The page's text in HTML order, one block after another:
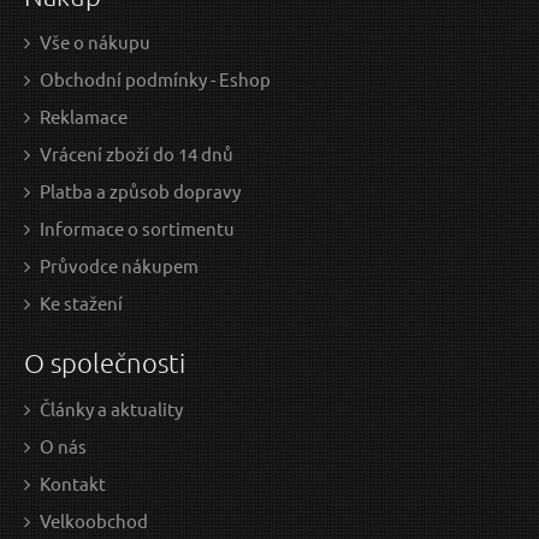
Vše o nákupu
Obchodní podmínky - Eshop
Reklamace
Vrácení zboží do 14 dnů
Platba a způsob dopravy
Informace o sortimentu
Průvodce nákupem
Ke stažení
O společnosti
Články a aktuality
O nás
Kontakt
Velkoobchod